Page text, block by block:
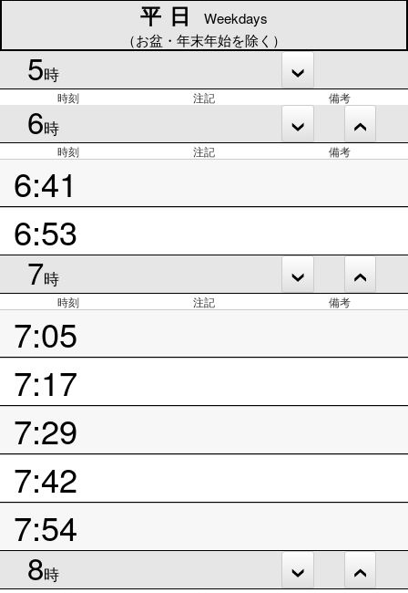
平日
Weekdays
（お盆・年末年始を除く）
5時
時刻 注記 備考
6時
時刻 注記 備考
6:41
6:53
7時
時刻 注記 備考
7:05
7:17
7:29
7:42
7:54
8時